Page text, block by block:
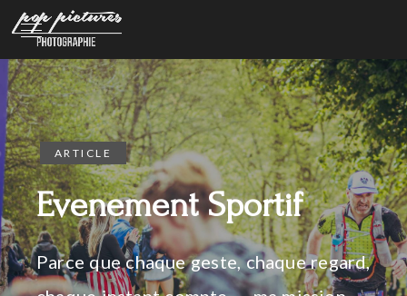
ARTICLE
Evenement Sportif
Parce que chaque geste, chaque regard,